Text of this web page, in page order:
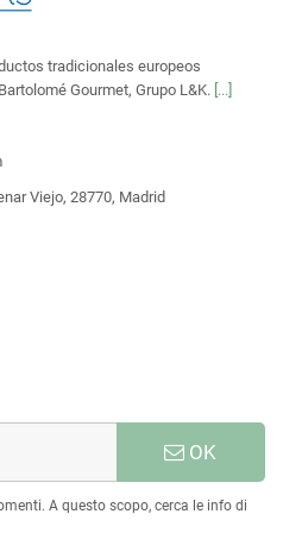
tradicionales europeos
Gourmet, Grupo L&K. [...]
Viejo, 28770, Madrid
OK
A questo scopo, cerca le info di